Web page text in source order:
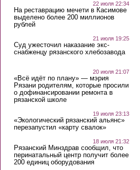
22 июля 22:34
На реставрацию мечети в Касимове
выделено более 200 миллионов
рублей
21 июля 19:25
Суд ужесточил наказание экс-
снабженцу рязанского хлебозавода
20 июля 21:07
«Всё идёт по плану» — мэрия
Рязани родителям, которые просили
о дофинансировании ремонта в
рязанской школе
19 июля 23:13
«Экологический рязанский альянс»
перезапустил «карту свалок»
18 июля 21:32
Рязанский Минздрав сообщил, что
перинатальный центр получит более
200 единиц оборудования